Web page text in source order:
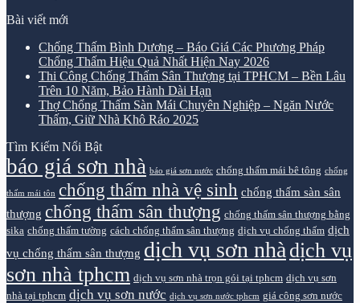
Bài viết mới
Chống Thấm Bình Dương – Báo Giá Các Phương Pháp
Chống Thấm Hiệu Quả Nhất Hiện Nay 2026
Thi Công Chống Thấm Sân Thượng tại TPHCM – Bền Lâu
Trên 10 Năm, Bảo Hành Dài Hạn
Thợ Chống Thấm Sàn Mái Chuyên Nghiệp – Ngăn Nước
Thấm, Giữ Nhà Khô Ráo 2025
Tìm Kiếm Nổi Bật
báo giá sơn nhà báo giá sơn nước chống thấm mái bê tông chống
thấm mái tôn chống thấm nhà vệ sinh chống thấm sàn sân
thượng chống thấm sân thượng chống thấm sân thượng bằng
sika chống thấm tường cách chống thấm sân thượng dịch vụ chống thấm dịch
vụ chống thấm sân thượng dịch vụ sơn nhà dịch vụ
sơn nhà tphcm dịch vụ sơn nhà trọn gói tại tphcm dịch vụ sơn
nhà tại tphcm dịch vụ sơn nước dịch vụ sơn nước tphcm giá công sơn nước